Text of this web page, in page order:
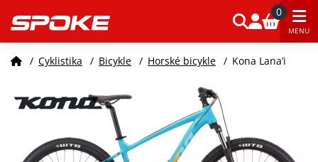
0
MENU
/ Cyklistika / Bicykle / Horské bicykle / Kona Lana’i